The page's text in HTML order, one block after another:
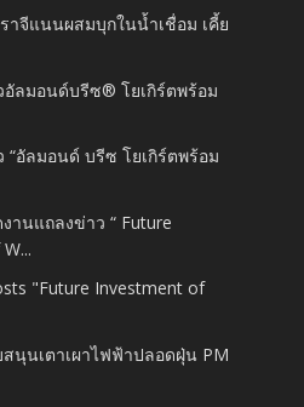
าจีแนนผสมบุกในน้ำเชื่อม เคี้ย
ลมอนด์บรีซ® โยเกิร์ตพร้อม
“อัลมอนด์ บรีซ โยเกิร์ตพร้อม
งานแถลงข่าว “ Future
"Future Investment of
นุนเตาเผาไฟฟ้าปลอดฝุ่น PM